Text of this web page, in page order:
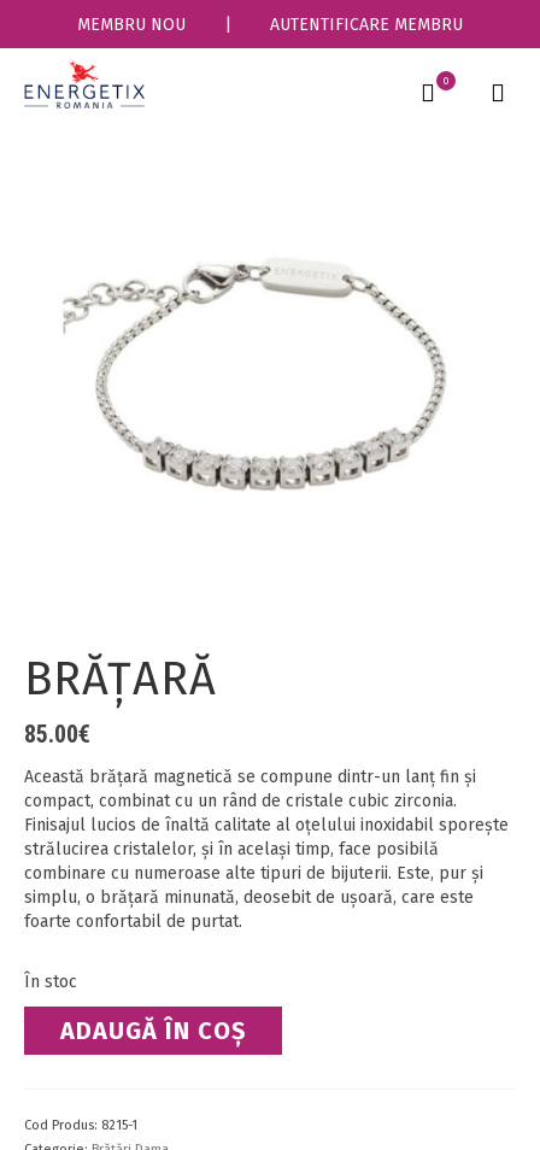
MEMBRU NOU AUTENTIFICARE MEMBRU
0
BRĂȚARĂ
85.00€
Această brățară magnetică se compune dintr-un lanț fin și
compact, combinat cu un rând de cristale cubic zirconia.
Finisajul lucios de înaltă calitate al oțelului inoxidabil sporește
strălucirea cristalelor, și în același timp, face posibilă
combinare cu numeroase alte tipuri de bijuterii. Este, pur și
simplu, o brățară minunată, deosebit de ușoară, care este
foarte confortabil de purtat.
În stoc
BrățarăADAUGĂ ÎN COȘ
Cod Produs: 8215-1